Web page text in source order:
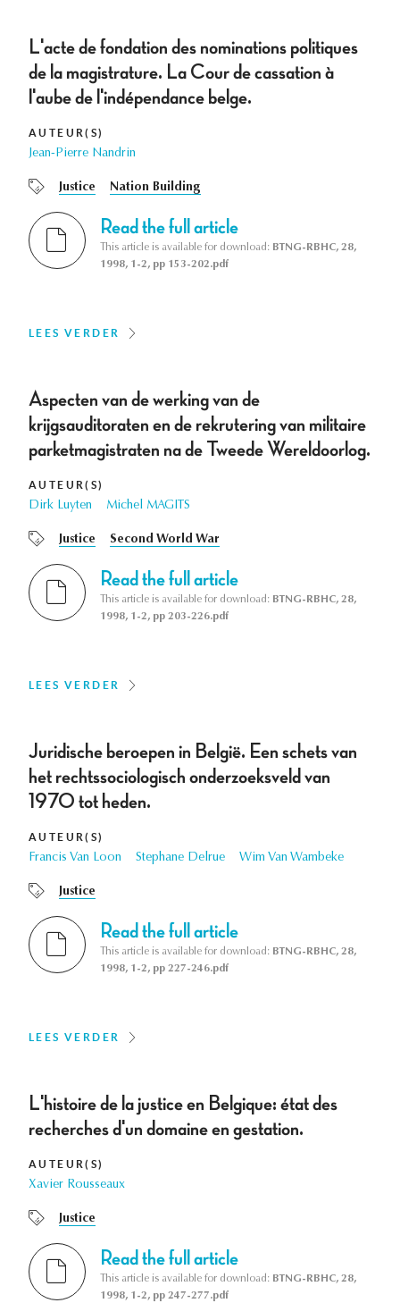
L'acte de fondation des nominations politiques
de la magistrature. La Cour de cassation à
l'aube de l'indépendance belge.
AUTEUR(S)
Jean-Pierre Nandrin
Justice Nation Building
Read the full article
This article is available for download: BTNG-RBHC, 28,
1998, 1-2, pp 153-202.pdf
LEES VERDER
Aspecten van de werking van de
krijgsauditoraten en de rekrutering van militaire
parketmagistraten na de Tweede Wereldoorlog.
AUTEUR(S)
Dirk Luyten Michel MAGITS
Justice Second World War
Read the full article
This article is available for download: BTNG-RBHC, 28,
1998, 1-2, pp 203-226.pdf
LEES VERDER
Juridische beroepen in België. Een schets van
het rechtssociologisch onderzoeksveld van
1970 tot heden.
AUTEUR(S)
Francis Van Loon Stephane Delrue Wim Van Wambeke
Justice
Read the full article
This article is available for download: BTNG-RBHC, 28,
1998, 1-2, pp 227-246.pdf
LEES VERDER
L'histoire de la justice en Belgique: état des
recherches d'un domaine en gestation.
AUTEUR(S)
Xavier Rousseaux
Justice
Read the full article
This article is available for download: BTNG-RBHC, 28,
1998, 1-2, pp 247-277.pdf